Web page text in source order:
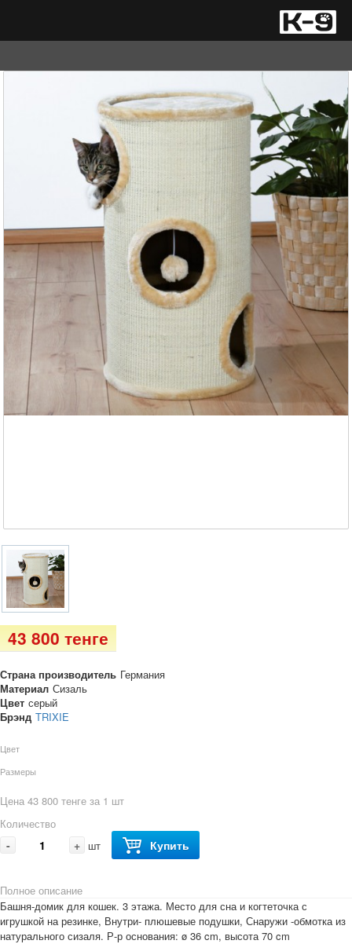
43 800 тенге
Страна производитель Германия
Материал Сизаль
Цвет серый
Брэнд TRIXIE
Цвет
Размеры
Цена 43 800 тенге за 1 шт
Количество
- + шт Купить
Полное описание
Башня-домик для кошек. 3 этажа. Место для сна и когтеточка с
игрушкой на резинке, Внутри- плюшевые подушки, Снаружи -обмотка из
натурального сизаля. Р-р основания: ø 36 cm, высота 70 cm